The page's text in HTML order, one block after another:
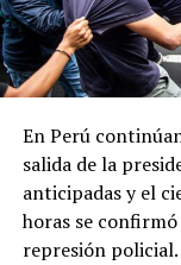
Para la
importante y
entienda que en
de las
“no extorsionar al
con solo tratar los
En Perú
salida de la
anticipadas y el
horas se
represión policial.